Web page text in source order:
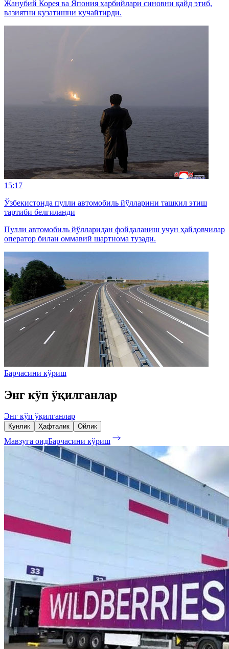
Жанубий Корея ва Япония ҳарбийлари синовни қайд этиб,
вазиятни кузатишни кучайтирди.
15:17
Ўзбекистонда пулли автомобиль йўлларини ташкил этиш
тартиби белгиланди
Пулли автомобиль йўлларидан фойдаланиш учун ҳайдовчилар
оператор билан оммавий шартнома тузади.
Барчасини кўриш
Энг кўп ўқилганлар
Энг кўп ўқилганлар
Кунлик Ҳафталик Ойлик
Мавзуга оидБарчасини кўриш